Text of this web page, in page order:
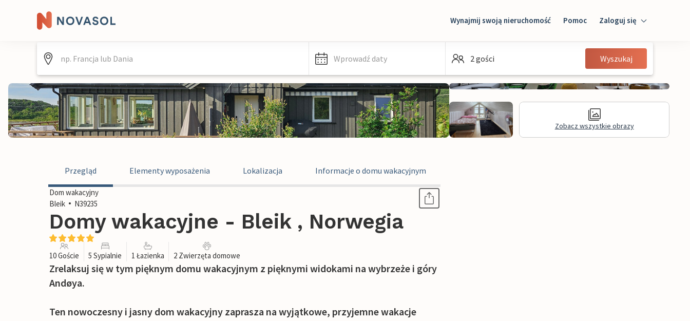
Wynajmij swoją nieruchomość Pomoc Zaloguj się
Zaloguj się
Gość
Wprowadź daty 2 gości Wyszukaj
Zobacz wszystkie obrazy
Przegląd Elementy wyposażenia Lokalizacja Informacje o domu wakacyjnym
Dom wakacyjny
Bleik
N39235
Domy wakacyjne - Bleik , Norwegia
10 Goście 5 Sypialnie 1 Łazienka 2 Zwierzęta domowe
Zrelaksuj się w tym pięknym domu wakacyjnym z pięknymi widokami na wybrzeże i góry
Andøya.
Ten nowoczesny i jasny dom wakacyjny zaprasza na wyjątkowe, przyjemne wakacje